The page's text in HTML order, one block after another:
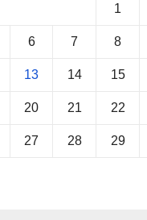
1
6 7 8
13 14 15
20 21 22
27 28 29